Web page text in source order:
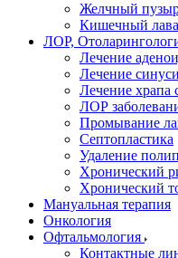
Желчный
Кишечный
ЛОР,
Лечение
Лечение
Лечение храпа
ЛОР
Промывание
Септопластика
Удаление
Хронический
Хронический
Мануальная терапия
Онкология
Офтальмология
Контактные